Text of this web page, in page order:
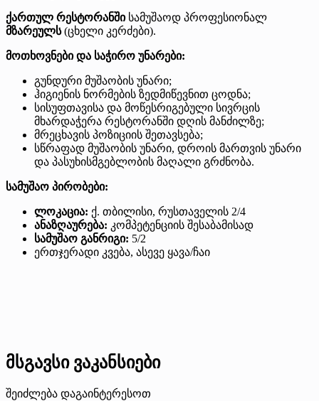
ქართულ რესტორანშისამუშაოდ პროფესიონალ
მზარეულს(ცხელი კერძები).
მოთხოვნები და საჭირო უნარები:
გუნდური მუშაობის უნარი;
ჰიგიენის ნორმების ზედმიწევნით ცოდნა;
სისუფთავისა და მოწესრიგებული სივრცის
მხარდაჭერა რესტორანში დღის მანძილზე;
მრეცხავის პოზიციის შეთავსება;
სწრაფად მუშაობის უნარი, დროის მართვის უნარი
და პასუხისმგებლობის მაღალი გრძნობა.
სამუშაო პირობები:
ლოკაცია: ქ. თბილისი, რუსთაველის 2/4
ანაზღაურება: კომპეტენციის შესაბამისად
სამუშაო განრიგი: 5/2
ერთჯერადი კვება, ასევე ყავა/ჩაი
მსგავსი ვაკანსიები
შეიძლება დაგაინტერესოთ